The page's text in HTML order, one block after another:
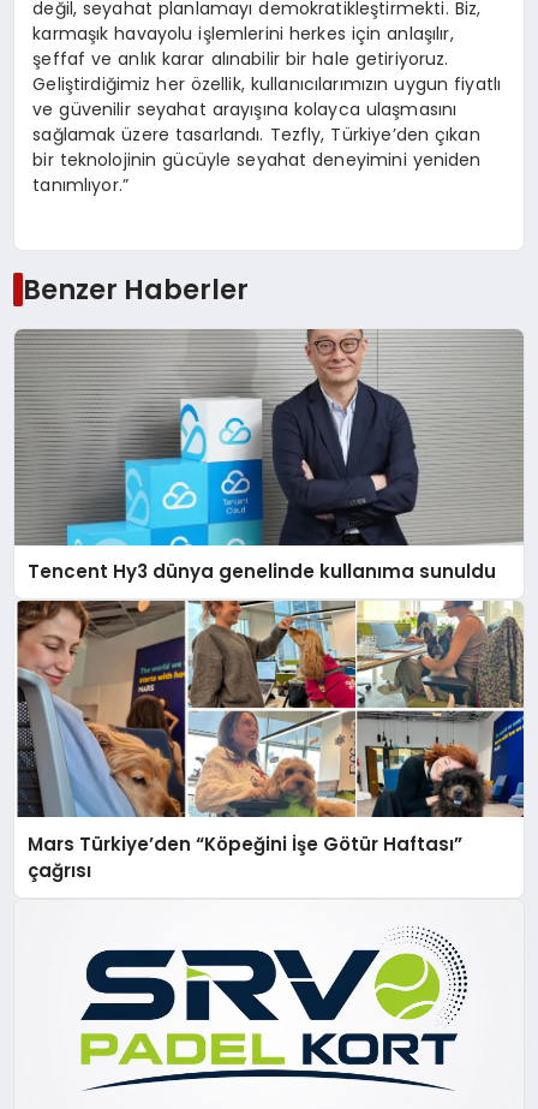
değil, seyahat planlamayı demokratikleştirmekti. Biz,
karmaşık havayolu işlemlerini herkes için anlaşılır,
şeffaf ve anlık karar alınabilir bir hale getiriyoruz.
Geliştirdiğimiz her özellik, kullanıcılarımızın uygun fiyatlı
ve güvenilir seyahat arayışına kolayca ulaşmasını
sağlamak üzere tasarlandı. Tezfly, Türkiye’den çıkan
bir teknolojinin gücüyle seyahat deneyimini yeniden
tanımlıyor.”
Benzer Haberler
Tencent Hy3 dünya genelinde kullanıma sunuldu
Mars Türkiye’den “Köpeğini İşe Götür Haftası”
çağrısı